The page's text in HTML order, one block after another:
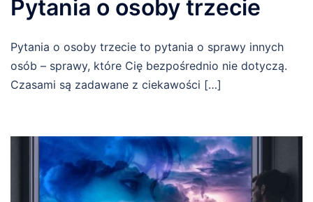
Pytania o osoby trzecie
Pytania o osoby trzecie to pytania o sprawy innych
osób – sprawy, które Cię bezpośrednio nie dotyczą.
Czasami są zadawane z ciekawości […]